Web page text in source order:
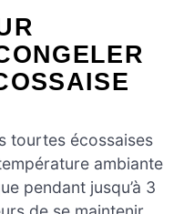
tourtes écossaises
ambiante
pendant jusqu’à 3